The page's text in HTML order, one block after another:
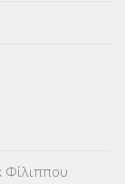
Φίλιππου